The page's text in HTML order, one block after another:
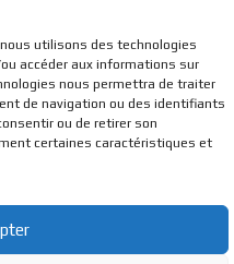
utilisons des technologies
accéder aux informations sur
nous permettra de traiter
de navigation ou des identifiants
ou de retirer son
certaines caractéristiques et
- 39170 Lavans Les St